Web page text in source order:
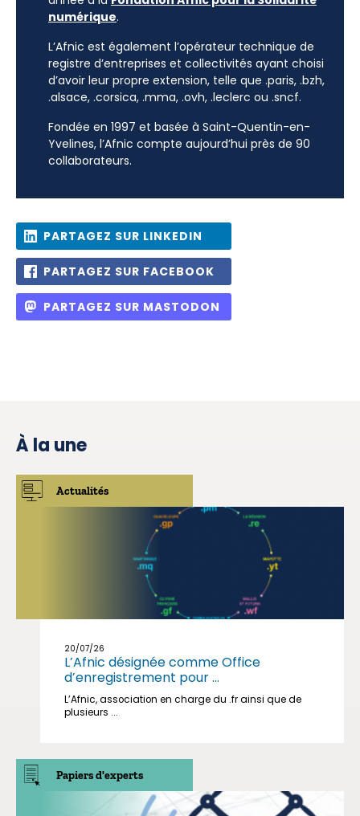
numérique.
L’Afnic est également l’opérateur technique de
registre d’entreprises et collectivités ayant choisi
d’avoir leur propre extension, telle que .paris, .bzh,
.alsace, .corsica, .mma, .ovh, .leclerc ou .sncf.
Fondée en 1997 et basée à Saint-Quentin-en-
Yvelines, l’Afnic compte aujourd’hui près de 90
collaborateurs.
PARTAGEZ SUR LINKEDIN
PARTAGEZ SUR FACEBOOK
PARTAGEZ SUR MASTODON
À la une
Actualités
20/07/26
L’Afnic désignée comme Office
d’enregistrement pour ...
L’Afnic, association en charge du .fr ainsi que de
plusieurs ...
Papiers d'experts